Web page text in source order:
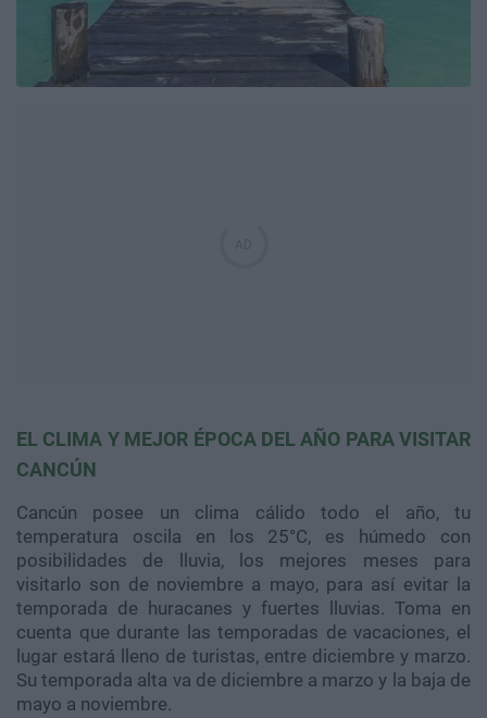
EL CLIMA Y MEJOR ÉPOCA DEL AÑO PARA VISITAR
CANCÚN
Cancún posee un clima cálido todo el año, tu
temperatura oscila en los 25°C, es húmedo con
posibilidades de lluvia, los mejores meses para
visitarlo son de noviembre a mayo, para así evitar la
temporada de huracanes y fuertes lluvias. Toma en
cuenta que durante las temporadas de vacaciones, el
lugar estará lleno de turistas, entre diciembre y marzo.
Su temporada alta va de diciembre a marzo y la baja de
mayo a noviembre.